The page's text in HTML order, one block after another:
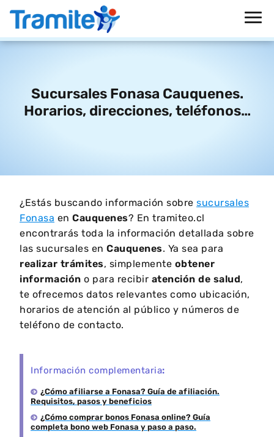
Sucursales Fonasa Cauquenes.
Horarios, direcciones, teléfonos…
¿Estás buscando información sobre sucursales
Fonasa en Cauquenes? En tramiteo.cl
encontrarás toda la información detallada sobre
las sucursales en Cauquenes. Ya sea para
realizar trámites, simplemente obtener
información o para recibir atención de salud,
te ofrecemos datos relevantes como ubicación,
horarios de atención al público y números de
teléfono de contacto.
Información complementaria:
¿Cómo afiliarse a Fonasa? Guía de afiliación.
Requisitos, pasos y beneficios
¿Cómo comprar bonos Fonasa online? Guía
completa bono web Fonasa y paso a paso.